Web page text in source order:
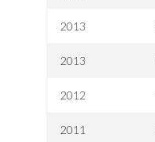
2013
2013
2012
2011